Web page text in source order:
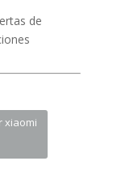
de
xiaomi